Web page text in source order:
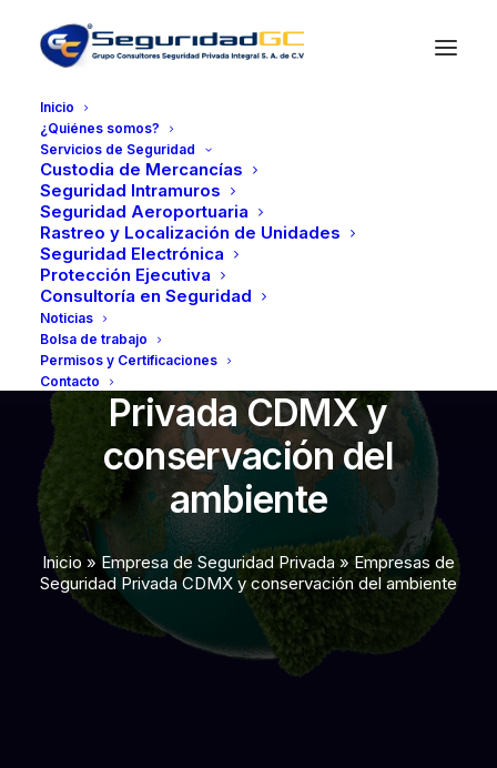
Inicio
¿Quiénes somos?
Servicios de Seguridad
Custodia de Mercancías
Seguridad Intramuros
Seguridad Aeroportuaria
Rastreo y Localización de Unidades
Seguridad Electrónica
Protección Ejecutiva
Consultoría en Seguridad
Noticias
Bolsa de trabajo
Permisos y Certificaciones
Contacto
Empresas de Seguridad
Privada CDMX y
conservación del
ambiente
Inicio » Empresa de Seguridad Privada»Empresas de
Seguridad Privada CDMX y conservación del ambiente